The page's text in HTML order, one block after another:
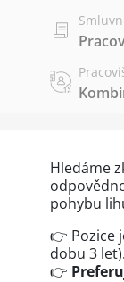
Hledáme
pohybu
👉 Pozice
dobu 3 let).
👉